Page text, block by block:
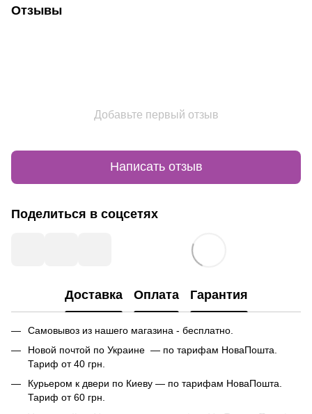
Отзывы
Добавьте первый отзыв
Написать отзыв
Поделиться в соцсетях
Доставка Оплата Гарантия
Самовывоз из нашего магазина - бесплатно.
Новой почтой по Украине — по тарифам НоваПошта.
Тариф от 40 грн.
Курьером к двери по Киеву — по тарифам НоваПошта.
Тариф от 60 грн.